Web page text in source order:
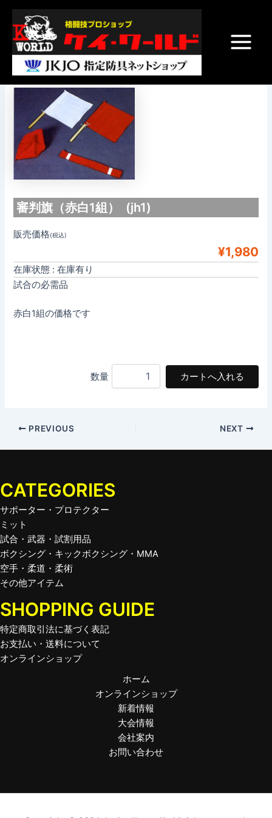
Menu
審判旗
審判旗（赤白1組） (jh1)
販売価格(税込)
¥1,980
在庫状態 : 在庫有り
試合の必需品
赤白1組の価格です
数量
Post
navigation
PREVIOUS NEXT
CATEGORIES
サポーター・プロテクター
ミット
試合・武器・試割用品
ボクシング・キックボクシング・MMA
空手・柔道・柔術
その他アイテム
SHOPPING GUIDE
特定商取引法に基づく表記
お支払い・送料について
オンラインショップ
ホーム
オンラインショップ
新着情報
大会情報
会社案内
お問い合わせ